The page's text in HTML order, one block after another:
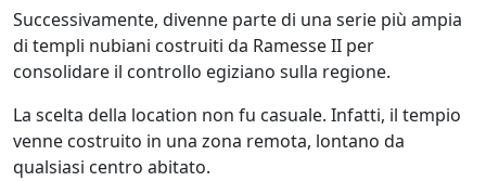
Successivamente, divenne parte di una serie più ampia
di templi nubiani costruiti da Ramesse II per
consolidare il controllo egiziano sulla regione.
La scelta della location non fu casuale. Infatti, il tempio
venne costruito in una zona remota, lontano da
qualsiasi centro abitato.